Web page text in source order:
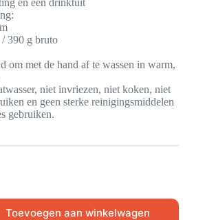
en een drinktuit
390 g bruto
om met de hand af te wassen in warm,
niet invriezen, niet koken, niet
en geen sterke reinigingsmiddelen
gebruiken.
Toevoegen aan winkelwagen